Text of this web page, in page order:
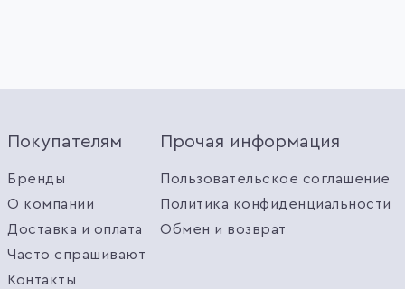
Покупателям
Бренды
О компании
Доставка и оплата
Часто спрашивают
Контакты
Прочая информация
Пользовательское соглашение
Политика конфиденциальности
Обмен и возврат